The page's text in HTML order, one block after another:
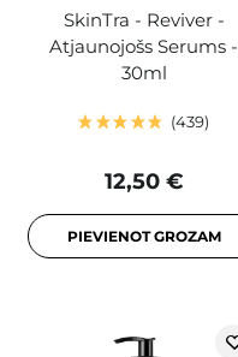
SkinTra - Reviver -
Atjaunojošs Serums -
30ml
439
12,50 €
PIEVIENOT GROZAM